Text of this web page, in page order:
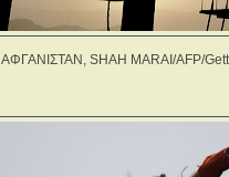
ΑΦΓΑΝΙΣΤΑΝ, SHAH MARAI/AFP/